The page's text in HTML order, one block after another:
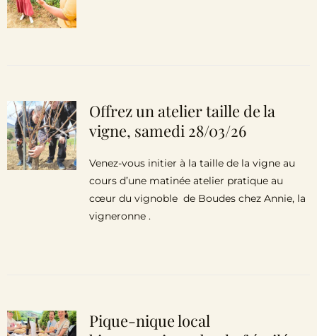
Offrez un atelier taille de la
vigne, samedi 28/03/26
Venez-vous initier à la taille de la vigne au
cours d’une matinée atelier pratique au
cœur du vignoble de Boudes chez Annie, la
vigneronne .
Pique-nique local